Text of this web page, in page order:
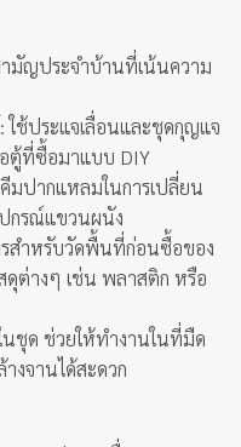
มัญประจำบ้านที่เน้นความ
ใช้ประแจเลื่อนและชุดกุญแจ
อตู้ที่ซื้อมาแบบ DIY
มปากแหลมในการเปลี่ยน
กรณ์แขวนผนัง
สำหรับวัดพื้นที่ก่อนซื้อของ
ดุต่างๆ เช่น พลาสติก หรือ
ชุด ช่วยให้ทำงานในที่มืด
งจานได้สะดวก